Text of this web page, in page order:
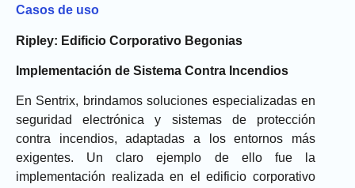
Casos de uso
Ripley: Edificio Corporativo Begonias
Implementación de Sistema Contra Incendios
En Sentrix, brindamos soluciones especializadas en
seguridad electrónica y sistemas de protección
contra incendios, adaptadas a los entornos más
exigentes. Un claro ejemplo de ello fue la
implementación realizada en el edificio corporativo